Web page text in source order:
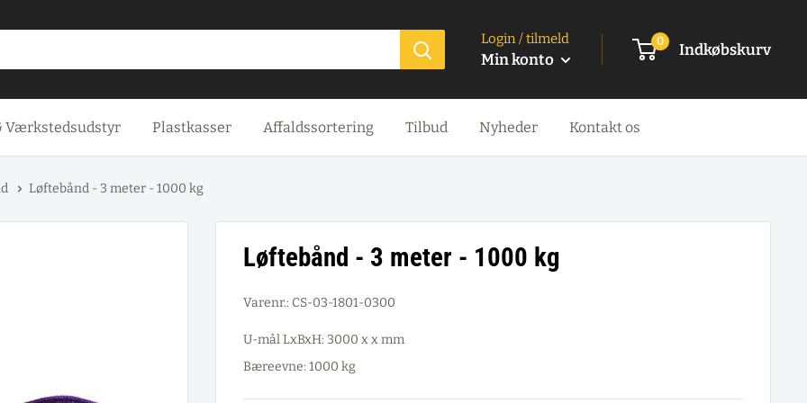
Login / tilmeld
Min konto
0 Indkøbskurv
Værkstedsudstyr Plastkasser Affaldssortering Tilbud Nyheder Kontakt os
Løftebånd - 3 meter - 1000 kg
Løftebånd - 3 meter - 1000 kg
Varenr.: CS-03-1801-0300
U-mål LxBxH: 3000 x x mm
Bæreevne: 1000 kg